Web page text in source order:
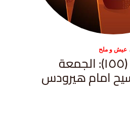
عيش و ملح
الاناجيل-حلقة (١٥٥): الجمعة
امام هيرودس